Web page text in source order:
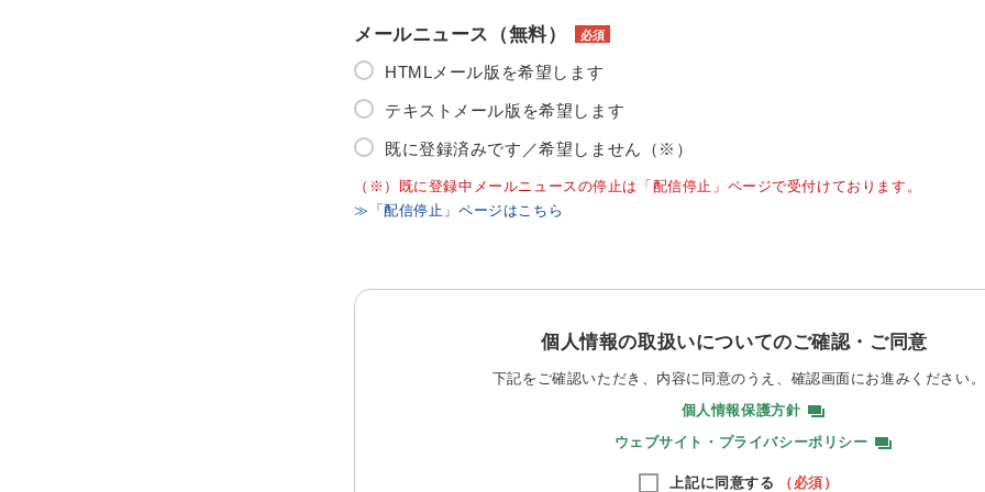
メールニュース（無料） 必須
HTMLメール版を希望します
テキストメール版を希望します
既に登録済みです／希望しません（※）
（※）既に登録中メールニュースの停止は「配信停止」ページで受付けております。
≫「配信停止」ページはこちら
個人情報の取扱いについてのご確認・ご同意
下記をご確認いただき、内容に同意のうえ、 確認画面にお進みください。
個人情報保護方針
ウェブサイト・プライバシーポリシー
上記に同意する （必須）